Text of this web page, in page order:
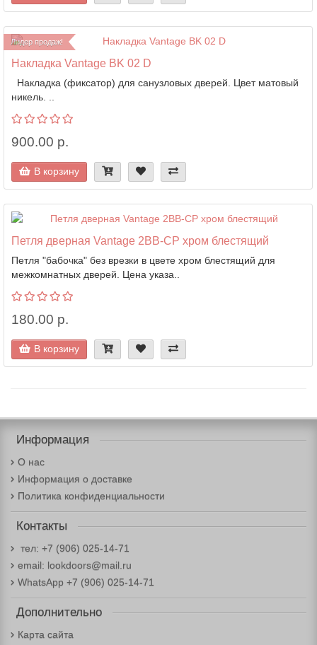
Лидер продаж!
Накладка Vantage BK 02 D
Накладка (фиксатор) для санузловых дверей. Цвет матовый
никель. ..
900.00 р.
В корзину
Петля дверная Vantage 2BB-CP хром блестящий
Петля "бабочка" без врезки в цвете хром блестящий для
межкомнатных дверей. Цена указа..
180.00 р.
В корзину
Информация
О нас
Информация о доставке
Политика конфиденциальности
Контакты
тел: +7 (906) 025-14-71
email: lookdoors@mail.ru
WhatsApp +7 (906) 025-14-71
Дополнительно
Карта сайта